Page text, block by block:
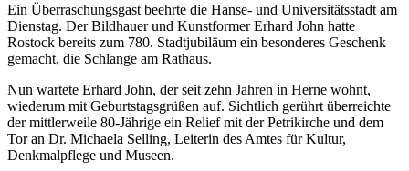
Ein Überraschungsgast beehrte die Hanse- und Universitätsstadt am
Dienstag. Der Bildhauer und Kunstformer Erhard John hatte
Rostock bereits zum 780. Stadtjubiläum ein besonderes Geschenk
gemacht, die Schlange am Rathaus.
Nun wartete Erhard John, der seit zehn Jahren in Herne wohnt,
wiederum mit Geburtstagsgrüßen auf. Sichtlich gerührt überreichte
der mittlerweile 80-Jährige ein Relief mit der Petrikirche und dem
Tor an Dr. Michaela Selling, Leiterin des Amtes für Kultur,
Denkmalpflege und Museen.